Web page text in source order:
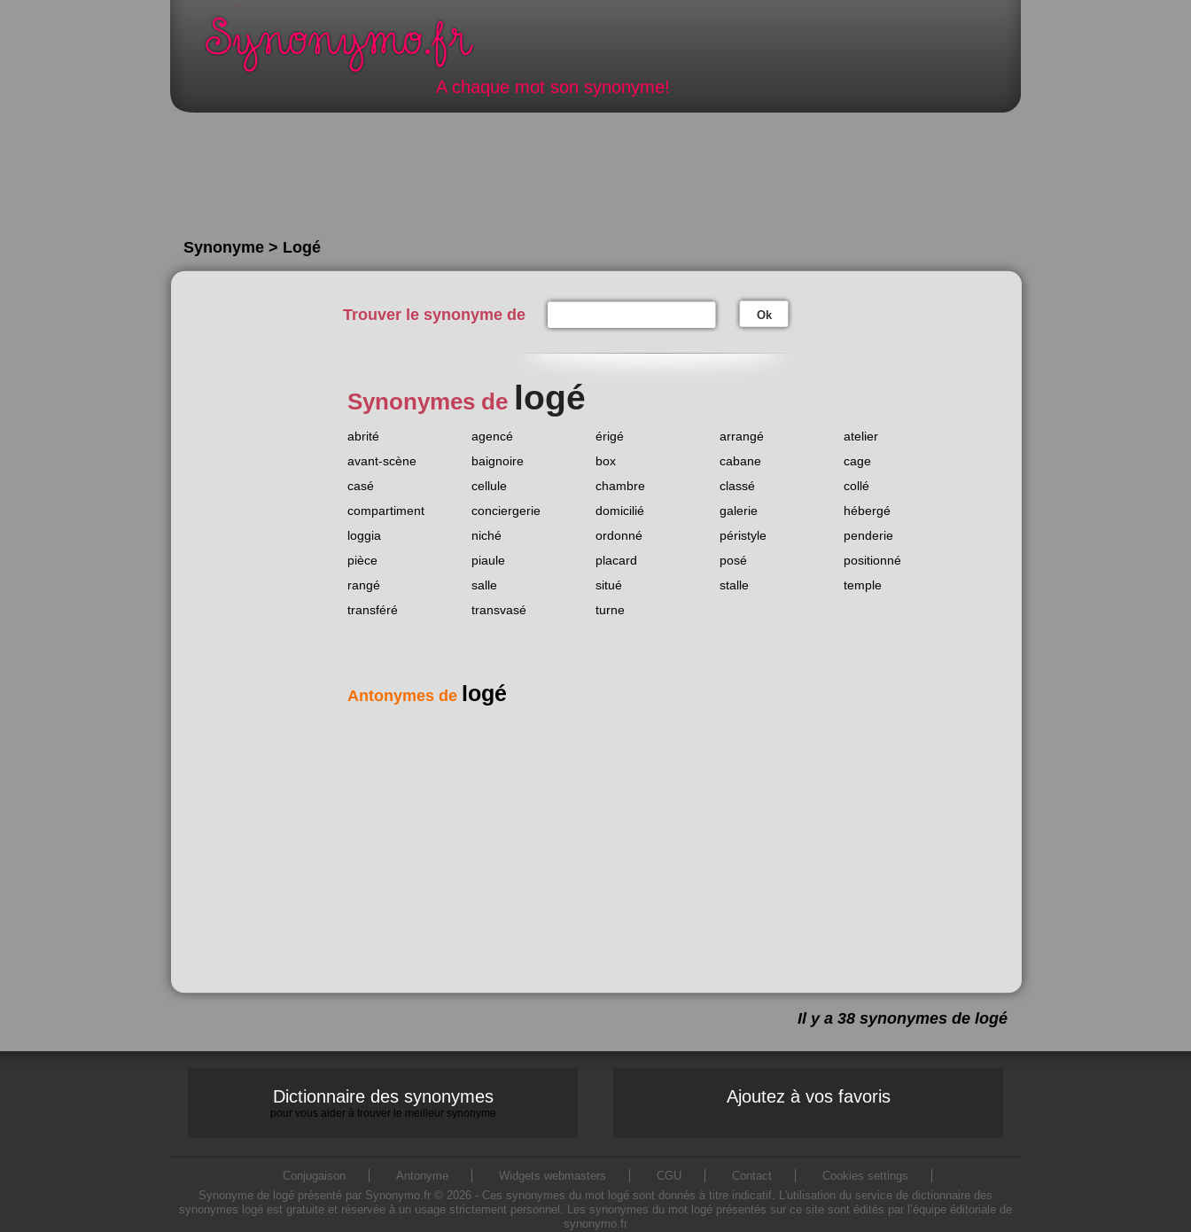
A chaque mot son synonyme!
Synonyme > Logé
Trouver le synonyme de Ok
Synonymes de logé
abrité agencé érigé arrangé
atelier
avant-scène
baignoire box cabane
cage
casé
cellule chambre classé
collé
compartiment
conciergerie domicilié galerie
hébergé
loggia
niché ordonné péristyle
penderie
pièce
piaule placard posé
positionné
rangé
salle situé stalle
temple
transféré
transvasé turne
Antonymes de logé
Il y a 38 synonymes de logé
Dictionnaire des synonymes
pour vous aider à trouver le meilleur synonyme
Ajoutez à vos favoris
Conjugaison Antonyme Widgets webmasters CGU Contact
Cookies settings
Synonyme de logé présenté par Synonymo.fr © 2026 - Ces synonymes du mot logé sont donnés à titre indicatif. L'utilisation du service de dictionnaire des
synonymes logé est gratuite et réservée à un usage strictement personnel. Les synonymes du mot logé présentés sur ce site sont édités par l’équipe éditoriale de
synonymo.fr